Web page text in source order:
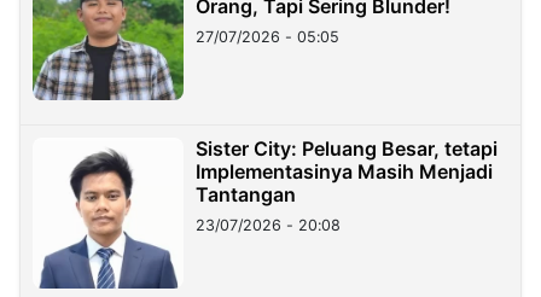
Orang, Tapi Sering Blunder!
27/07/2026 - 05:05
Sister City: Peluang Besar, tetapi
Implementasinya Masih Menjadi
Tantangan
23/07/2026 - 20:08